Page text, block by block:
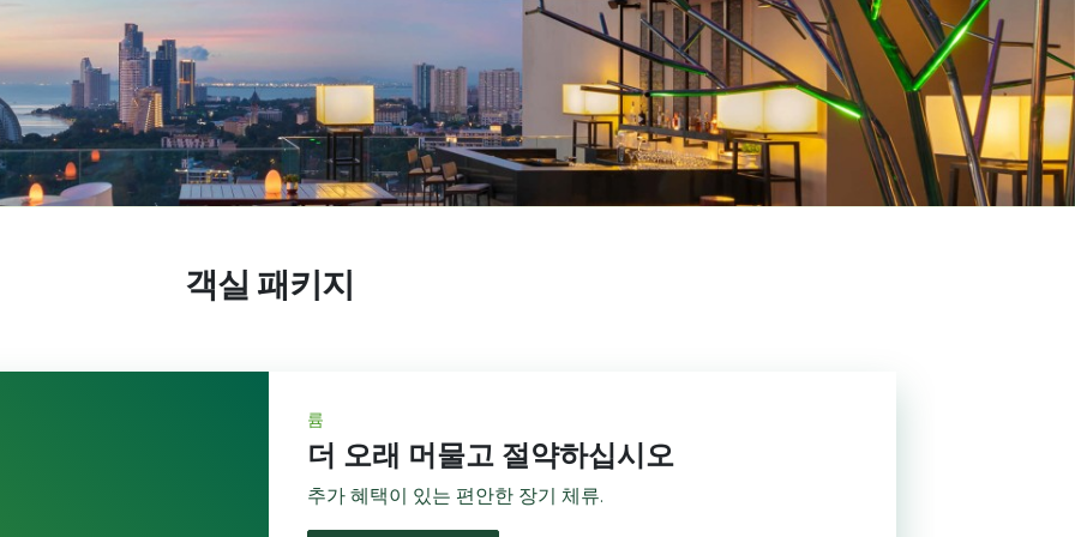
객실 패키지
륨
더 오래 머물고 절약하십시오
추가 혜택이 있는 편안한 장기 체류.